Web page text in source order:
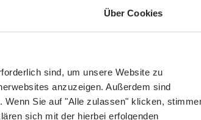
Über Cookies
sind, um unsere Website zu
anzuzeigen. Außerdem sind
Wenn Sie auf "Alle zulassen" klicken,
sich mit der hierbei erfolgenden
Schließen
& kleine Züge im August
🛥️
Wartezeit 🚂